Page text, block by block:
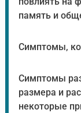
память и
Симптомы,
Симптомы
размера и
некоторые